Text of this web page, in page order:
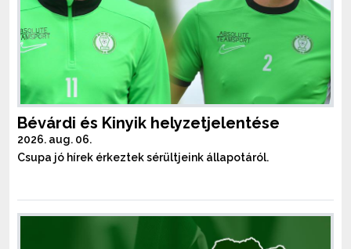
Bévárdi és Kinyik helyzetjelentése
2026. aug. 06.
Csupa jó hírek érkeztek sérültjeink állapotáról.